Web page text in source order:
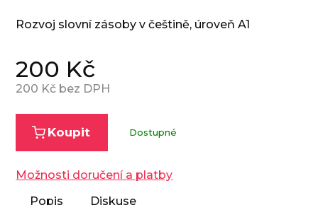
Rozvoj slovní zásoby v češtině, úroveň A1
200 Kč
200 Kč bez DPH
Koupit Dostupné
Možnosti doručení a platby
Popis
Diskuse